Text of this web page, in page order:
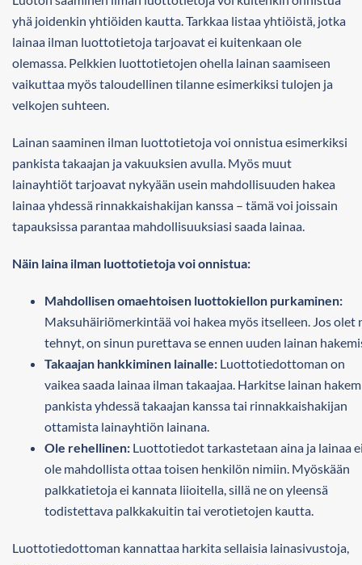
yhä joidenkin yhtiöiden kautta. Tarkkaa listaa yhtiöistä, jotka
lainaa ilman luottotietoja tarjoavat ei kuitenkaan ole
olemassa. Pelkkien luottotietojen ohella lainan saamiseen
vaikuttaa myös taloudellinen tilanne esimerkiksi tulojen ja
velkojen suhteen.
Lainan saaminen ilman luottotietoja voi onnistua esimerkiksi
pankista takaajan ja vakuuksien avulla. Myös muut
lainayhtiöt tarjoavat nykyään usein mahdollisuuden hakea
lainaa yhdessä rinnakkaishakijan kanssa – tämä voi joissain
tapauksissa parantaa mahdollisuuksiasi saada lainaa.
Näin laina ilman luottotietoja voi onnistua:
Mahdollisen omaehtoisen luottokiellon purkaminen:
Maksuhäiriömerkintää voi hakea myös itselleen. Jos olet
tehnyt, on sinun purettava se ennen uuden lainan
Takaajan hankkiminen lainalle: Luottotiedottoman on
vaikea saada lainaa ilman takaajaa. Harkitse lainan
pankista yhdessä takaajan kanssa tai rinnakkaishakijan
ottamista lainayhtiön lainana.
Ole rehellinen: Luottotiedot tarkastetaan aina ja lainaa
ole mahdollista ottaa toisen henkilön nimiin. Myöskään
palkkatietoja ei kannata liioitella, sillä ne on yleensä
todistettava palkkakuitin tai verotietojen kautta.
Luottotiedottoman kannattaa harkita sellaisia lainasivustoja,